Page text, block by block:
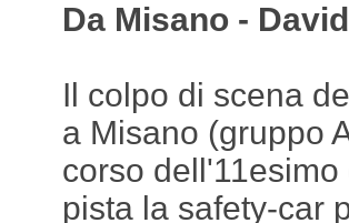
Da Misano -
Il colpo di scena
a Misano (gruppo
corso
pista la safety-car